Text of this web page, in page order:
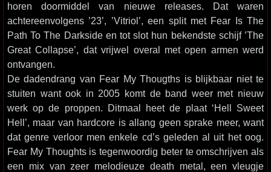
horen doormiddel van nieuwe releases. Dat waren
achtereenvolgens ’23’, ’Vitriol’, een split met Fear Is The
Path To The Darkside en tot slot hun bekendste schijf ’The
Great Collapse’, dat vrijwel overal met open armen werd
ontvangen.
De dadendrang van Fear My Thougths is blijkbaar niet te
stuiten want ook in 2005 komt de band weer met nieuw
werk op de proppen. Ditmaal heet de plaat ‘Hell Sweet
Hell’, maar van hardcore is allang geen sprake meer, want
dat genre verloor men enkele cd’s geleden al uit het oog.
Fear My Thoughts is tegenwoordig beter te omschrijven als
een mix van zeer melodieuze death metal, een vleugje